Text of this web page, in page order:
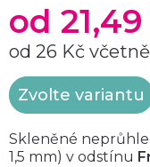
od
od 26 Kč
Měrná
cena:
Zvolte variantu
Skleněné
1,5 mm) v odstínu